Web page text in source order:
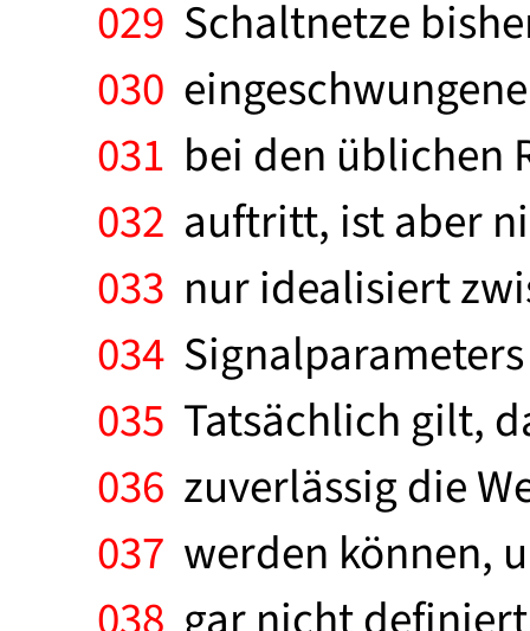
029 Schaltnetze
030
031 bei den üblichen
032 auftritt, ist aber
033 nur idealisiert
034
035 Tatsächlich gilt,
036 zuverlässig die
037 werden können,